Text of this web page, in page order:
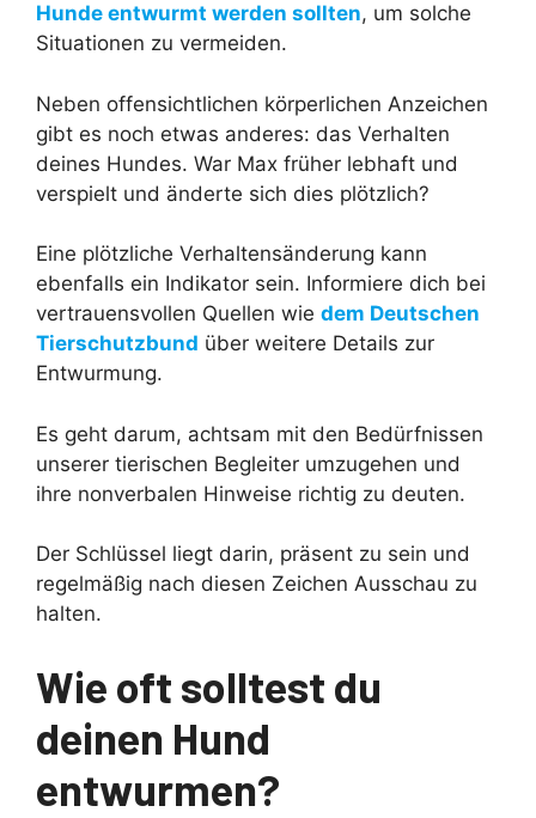
Hunde entwurmt werden sollten, um solche
Situationen zu vermeiden.
Neben offensichtlichen körperlichen Anzeichen
gibt es noch etwas anderes: das Verhalten
deines Hundes. War Max früher lebhaft und
verspielt und änderte sich dies plötzlich?
Eine plötzliche Verhaltensänderung kann
ebenfalls ein Indikator sein. Informiere dich bei
vertrauensvollen Quellen wie dem Deutschen
Tierschutzbund über weitere Details zur
Entwurmung.
Es geht darum, achtsam mit den Bedürfnissen
unserer tierischen Begleiter umzugehen und
ihre nonverbalen Hinweise richtig zu deuten.
Der Schlüssel liegt darin, präsent zu sein und
regelmäßig nach diesen Zeichen Ausschau zu
halten.
Wie oft solltest du
deinen Hund
entwurmen?